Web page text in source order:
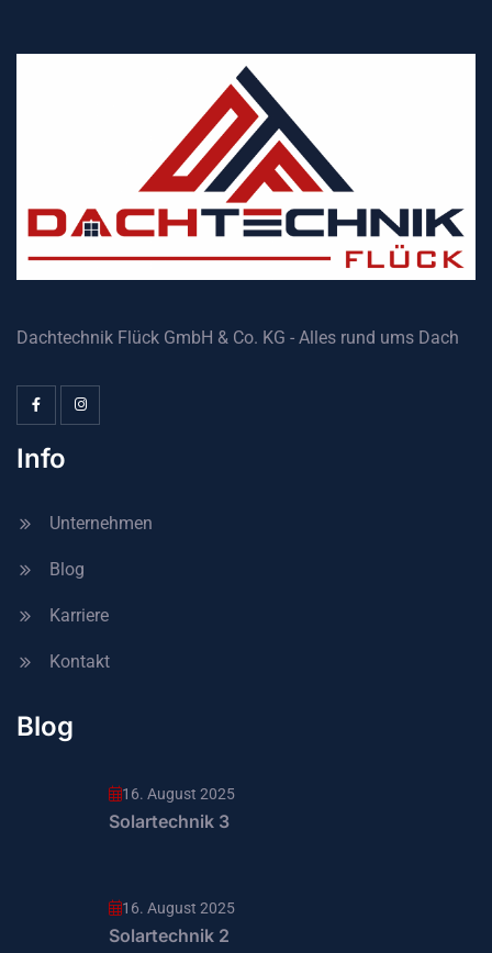
Dachtechnik Flück GmbH & Co. KG - Alles rund ums Dach
Info
Unternehmen
Blog
Karriere
Kontakt
Blog
16. August 2025
Solartechnik 3
16. August 2025
Solartechnik 2